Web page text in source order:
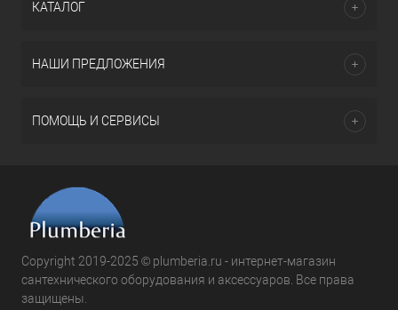
КАТАЛОГ
НАШИ ПРЕДЛОЖЕНИЯ
ПОМОЩЬ И СЕРВИСЫ
Copyright 2019-2025 © plumberia.ru - интернет-магазин
сантехнического оборудования и аксессуаров. Все права
защищены.